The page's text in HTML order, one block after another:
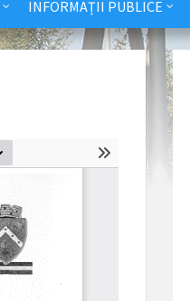
INFORMAȚII PUBLICE